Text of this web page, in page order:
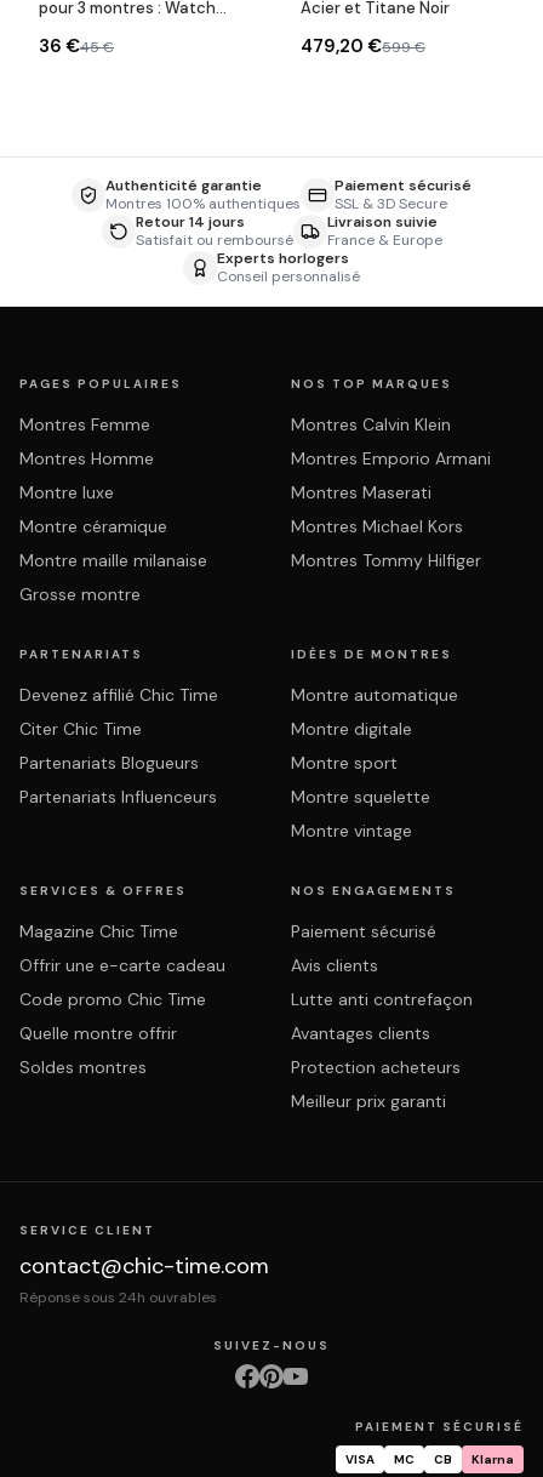
pour 3 montres : Watch
36 €45 €
Acier et Titane Noir
479,20 €599 €
Authenticité garantie
Montres 100% authentiques
Paiement sécurisé
SSL & 3D Secure
Retour 14 jours
Satisfait ou remboursé
Livraison suivie
France & Europe
Experts horlogers
Conseil personnalisé
PAGES POPULAIRES
Montres Femme
Montres Homme
Montre luxe
Montre céramique
Montre maille milanaise
Grosse montre
NOS TOP MARQUES
Montres Calvin Klein
Montres Emporio Armani
Montres Maserati
Montres Michael Kors
Montres Tommy Hilfiger
PARTENARIATS
Devenez affilié Chic Time
Citer Chic Time
Partenariats Blogueurs
Partenariats Influenceurs
IDÉES DE MONTRES
Montre automatique
Montre digitale
Montre sport
Montre squelette
Montre vintage
SERVICES & OFFRES
Magazine Chic Time
Offrir une e-carte cadeau
Code promo Chic Time
Quelle montre offrir
Soldes montres
NOS ENGAGEMENTS
Paiement sécurisé
Avis clients
Lutte anti contrefaçon
Avantages clients
Protection acheteurs
Meilleur prix garanti
SERVICE CLIENT
contact@chic-time.com
Réponse sous 24h ouvrables
SUIVEZ-NOUS
PAIEMENT SÉCURISÉ
VISA MC CB Klarna